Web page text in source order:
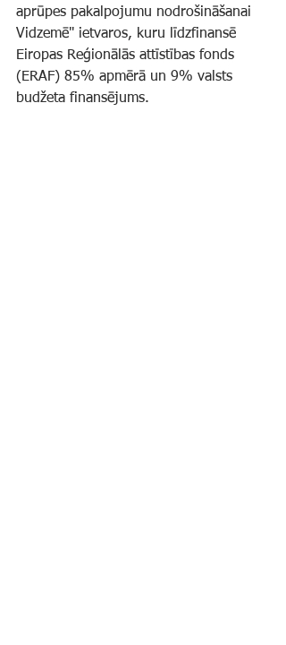
aprūpes pakalpojumu nodrošināšanai
Vidzemē" ietvaros, kuru līdzfinansē
Eiropas Reģionālās attīstības fonds
(ERAF) 85% apmērā un 9% valsts
budžeta finansējums.